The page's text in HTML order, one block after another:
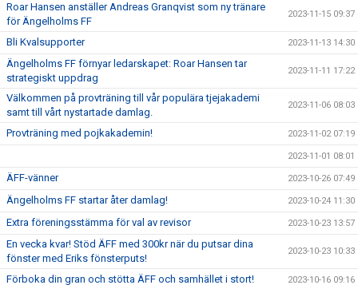
Roar Hansen anställer Andreas Granqvist som ny tränare
för Ängelholms FF
2023-11-15 09:37
Bli Kvalsupporter 2023-11-13 14:30
Ängelholms FF förnyar ledarskapet: Roar Hansen tar
strategiskt uppdrag
2023-11-11 17:22
Välkommen på provträning till vår populära tjejakademi
samt till vårt nystartade damlag.
2023-11-06 08:03
Provträning med pojkakademin! 2023-11-02 07:19
2023-11-01 08:01
ÄFF-vänner 2023-10-26 07:49
Ängelholms FF startar åter damlag! 2023-10-24 11:30
Extra föreningsstämma för val av revisor 2023-10-23 13:57
En vecka kvar! Stöd ÄFF med 300kr när du putsar dina
fönster med Eriks fönsterputs!
2023-10-23 10:33
Förboka din gran och stötta ÄFF och samhället i stort! 2023-10-16 09:16